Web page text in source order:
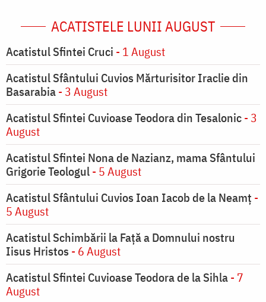
ACATISTELE LUNII AUGUST
Acatistul Sfintei Cruci - 1 August
Acatistul Sfântului Cuvios Mărturisitor Iraclie din
Basarabia- 3 August
Acatistul Sfintei Cuvioase Teodora din Tesalonic- 3
August
Acatistul Sfintei Nona de Nazianz, mama Sfântului
Grigorie Teologul- 5 August
Acatistul Sfântului Cuvios Ioan Iacob de la Neamț -
5 August
Acatistul Schimbării la Faţă a Domnului nostru
Iisus Hristos - 6 August
Acatistul Sfintei Cuvioase Teodora de la Sihla- 7
August